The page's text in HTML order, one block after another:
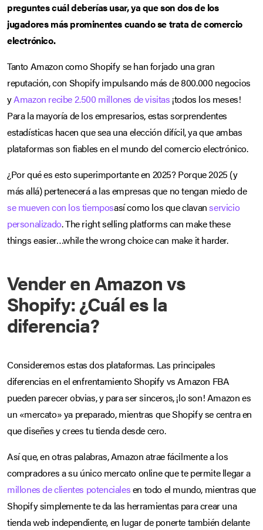
preguntes cuál deberías usar, ya que son dos de los
jugadores más prominentes cuando se trata de comercio
electrónico.
Tanto Amazon como Shopify se han forjado una gran
reputación, con Shopify impulsando más de 800.000 negocios
yAmazon recibe 2.500 millones de visitas ¡todos los meses!
Para la mayoría de los empresarios, estas sorprendentes
estadísticas hacen que sea una elección difícil, ya que ambas
plataformas son fiables en el mundo del comercio electrónico.
¿Por qué es esto superimportante en 2025? Porque 2025 (y
más allá) pertenecerá a las empresas que no tengan miedo de
se mueven con los tiemposasí como los que clavanservicio
personalizado. The right selling platforms can make these
things easier…while the wrong choice can make it harder.
Vender en Amazon vs
Shopify: ¿Cuál es la
diferencia?
Consideremos estas dos plataformas. Las principales
diferencias en el enfrentamiento Shopify vs Amazon FBA
pueden parecer obvias, y para ser sinceros, ¡lo son! Amazon es
un «mercato» ya preparado, mientras que Shopify se centra en
que diseñes y crees tu tienda desde cero.
Así que, en otras palabras, Amazon atrae fácilmente a los
compradores a su único mercato online que te permite llegar a
millones de clientes potencialesen todo el mundo, mientras que
Shopify simplemente te da las herramientas para crear una
tienda web independiente, en lugar de ponerte también delante